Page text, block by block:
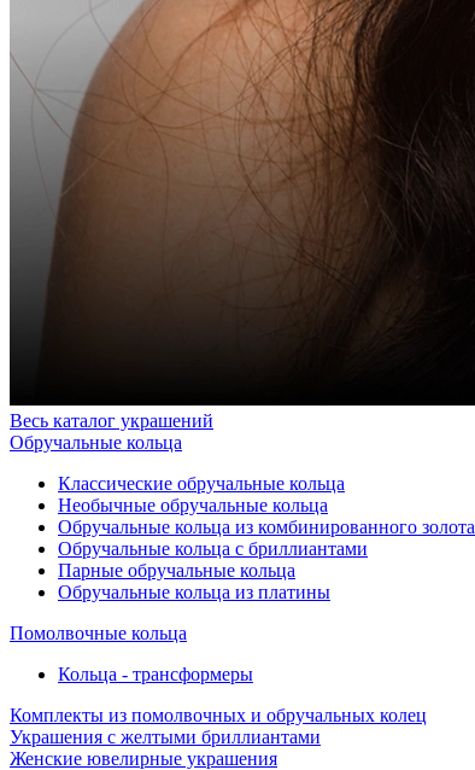
Весь каталог украшений
Обручальные кольца
Классические обручальные кольца
Необычные обручальные кольца
Обручальные кольца из комбинированного золота
Обручальные кольца с бриллиантами
Парные обручальные кольца
Обручальные кольца из платины
Помолвочные кольца
Кольца - трансформеры
Комплекты из помолвочных и обручальных колец
Украшения с желтыми бриллиантами
Женские ювелирные украшения